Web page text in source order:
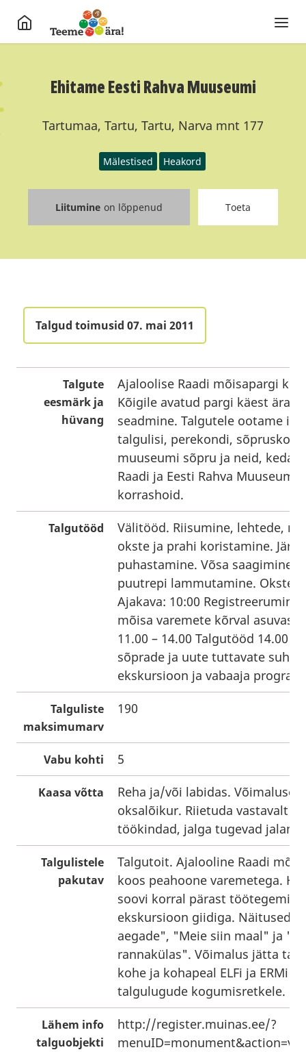
Ehitame Eesti Rahva Muuseumi
Tartumaa, Tartu, Tartu, Narva mnt 177
Mälestised Heakord
Liitumine on lõppenud Toeta
Talgud toimusid 07. mai 2011
Talgute
eesmärk ja
hüvang
Ajaloolise Raadi mõisapargi
Kõigile avatud pargi käest ära
seadmine. Talgutele ootame
talgulisi, perekondi,
muuseumi sõpru ja neid, keda
Raadi ja Eesti Rahva Muuseumi
korrashoid.
Talgutööd
Välitööd. Riisumine, lehtede,
okste ja prahi koristamine.
puhastamine. Võsa saagimine.
puutrepi lammutamine. Okste
Ajakava: 10:00 Registreerumine
mõisa varemete kõrval asuvas
11.00 – 14.00 Talgutööd 14.00
sõprade ja uute tuttavate
ekskursioon ja vabaaja
Talguliste
maksimumarv
190
Vabu kohti 5
Kaasa võtta
Reha ja/või labidas. Võimalusel
oksalõikur. Riietuda vastavalt
töökindad, jalga tugevad
Talgulistele
pakutav
Talgutoit. Ajalooline Raadi
koos peahoone varemetega.
soovi korral pärast töötegemist
ekskursioon giidiga. Näitused
aegade", "Meie siin maal" ja
rannakülas". Võimalus jätta
kohe ja kohapeal ELFi ja ERMi
talgulugude kogumisretkele.
Lähem info
talguobjekti
http://register.muinas.ee/?